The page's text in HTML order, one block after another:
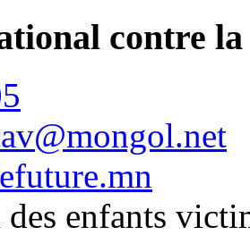
contre la
enfants